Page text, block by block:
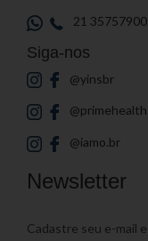
21 35757900
Siga-nos
@yinsbr
@iamo.br
Newsletter
Cadastre seu e-mail